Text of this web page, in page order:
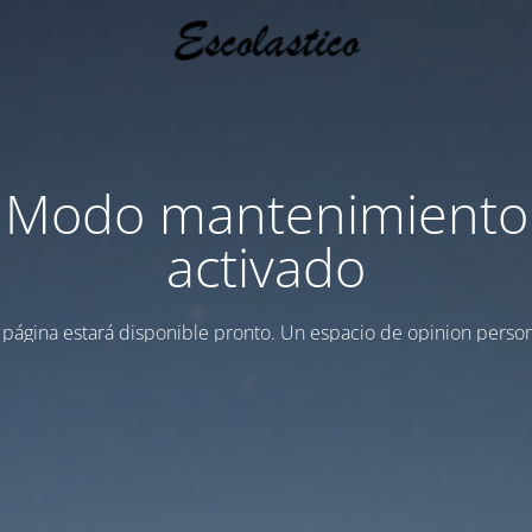
Modo mantenimiento
activado
estará disponible pronto. Un espacio de opinion